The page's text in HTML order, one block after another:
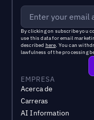
By clicking on subscribe you
use this data for email
described here. You can
lawfulness of the processing
EMPRESA
Acerca de
Carreras
AI Information